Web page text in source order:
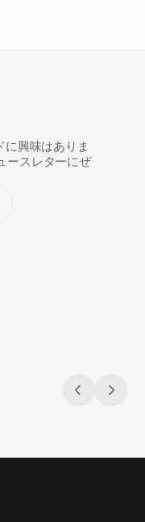
興味はありま
ースレターにぜ